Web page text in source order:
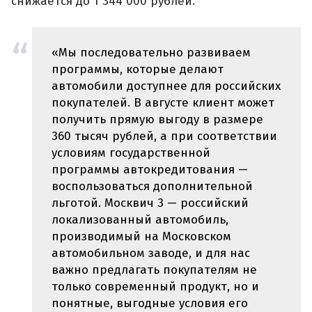
«Мы последовательно развиваем
программы, которые делают
автомобили доступнее для российских
покупателей. В августе клиент может
получить прямую выгоду в размере
360 тысяч рублей, а при соответствии
условиям государственной
программы автокредитования —
воспользоваться дополнительной
льготой. Москвич 3 — российский
локализованный автомобиль,
производимый на Московском
автомобильном заводе, и для нас
важно предлагать покупателям не
только современный продукт, но и
понятные, выгодные условия его